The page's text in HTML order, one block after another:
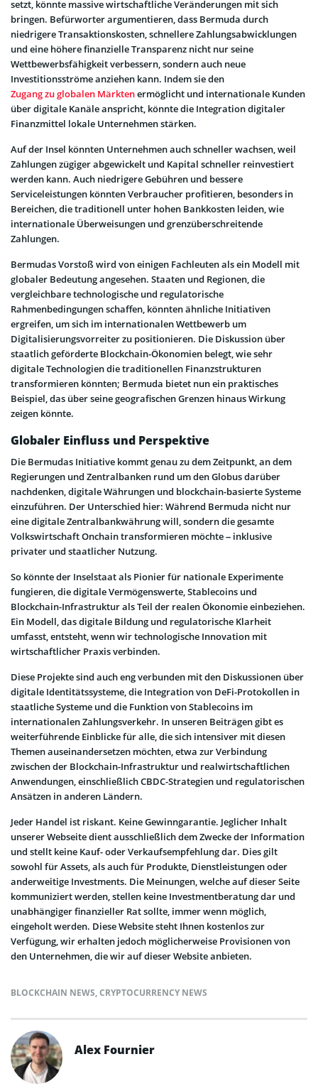
setzt, könnte massive wirtschaftliche Veränderungen mit sich
bringen. Befürworter argumentieren, dass Bermuda durch
niedrigere Transaktionskosten, schnellere Zahlungsabwicklungen
und eine höhere finanzielle Transparenz nicht nur seine
Wettbewerbsfähigkeit verbessern, sondern auch neue
Investitionsströme anziehen kann. Indem sie den
Zugang zu globalen Märktenermöglicht und internationale Kunden
über digitale Kanäle anspricht, könnte die Integration digitaler
Finanzmittel lokale Unternehmen stärken.
Auf der Insel könnten Unternehmen auch schneller wachsen, weil
Zahlungen zügiger abgewickelt und Kapital schneller reinvestiert
werden kann. Auch niedrigere Gebühren und bessere
Serviceleistungen könnten Verbraucher profitieren, besonders in
Bereichen, die traditionell unter hohen Bankkosten leiden, wie
internationale Überweisungen und grenzüberschreitende
Zahlungen.
Bermudas Vorstoß wird von einigen Fachleuten als ein Modell mit
globaler Bedeutung angesehen. Staaten und Regionen, die
vergleichbare technologische und regulatorische
Rahmenbedingungen schaffen, könnten ähnliche Initiativen
ergreifen, um sich im internationalen Wettbewerb um
Digitalisierungsvorreiter zu positionieren. Die Diskussion über
staatlich geförderte Blockchain-Ökonomien belegt, wie sehr
digitale Technologien die traditionellen Finanzstrukturen
transformieren könnten; Bermuda bietet nun ein praktisches
Beispiel, das über seine geografischen Grenzen hinaus Wirkung
zeigen könnte.
Globaler Einfluss und Perspektive
Die Bermudas Initiative kommt genau zu dem Zeitpunkt, an dem
Regierungen und Zentralbanken rund um den Globus darüber
nachdenken, digitale Währungen und blockchain-basierte Systeme
einzuführen. Der Unterschied hier: Während Bermuda nicht nur
eine digitale Zentralbankwährung will, sondern die gesamte
Volkswirtschaft Onchain transformieren möchte – inklusive
privater und staatlicher Nutzung.
So könnte der Inselstaat als Pionier für nationale Experimente
fungieren, die digitale Vermögenswerte, Stablecoins und
Blockchain-Infrastruktur als Teil der realen Ökonomie einbeziehen.
Ein Modell, das digitale Bildung und regulatorische Klarheit
umfasst, entsteht, wenn wir technologische Innovation mit
wirtschaftlicher Praxis verbinden.
Diese Projekte sind auch eng verbunden mit den Diskussionen über
digitale Identitätssysteme, die Integration von DeFi-Protokollen in
staatliche Systeme und die Funktion von Stablecoins im
internationalen Zahlungsverkehr. In unseren Beiträgen gibt es
weiterführende Einblicke für alle, die sich intensiver mit diesen
Themen auseinandersetzen möchten, etwa zur Verbindung
zwischen der Blockchain-Infrastruktur und realwirtschaftlichen
Anwendungen, einschließlich CBDC-Strategien und regulatorischen
Ansätzen in anderen Ländern.
Jeder Handel ist riskant. Keine Gewinngarantie. Jeglicher Inhalt
unserer Webseite dient ausschließlich dem Zwecke der Information
und stellt keine Kauf- oder Verkaufsempfehlung dar. Dies gilt
sowohl für Assets, als auch für Produkte, Dienstleistungen oder
anderweitige Investments. Die Meinungen, welche auf dieser Seite
kommuniziert werden, stellen keine Investmentberatung dar und
unabhängiger finanzieller Rat sollte, immer wenn möglich,
eingeholt werden. Diese Website steht Ihnen kostenlos zur
Verfügung, wir erhalten jedoch möglicherweise Provisionen von
den Unternehmen, die wir auf dieser Website anbieten.
BLOCKCHAIN NEWS,CRYPTOCURRENCY NEWS
Alex Fournier